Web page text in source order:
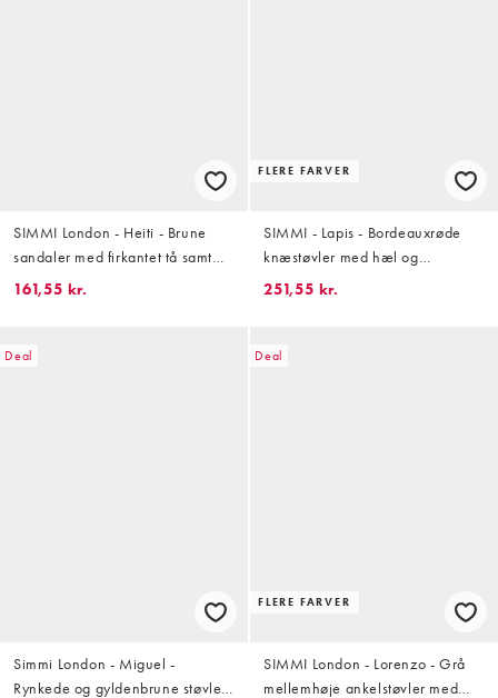
SIMMI London - Heiti - Brune
sandaler med firkantet tå samt
stropper og kitten-hæl
161,55 kr.
FLERE FARVER
SIMMI - Lapis - Bordeauxrøde
knæstøvler med hæl og
krokodillelook
251,55 kr.
Deal
Simmi London - Miguel -
Rynkede og gyldenbrune støvler
Deal
FLERE FARVER
SIMMI London - Lorenzo - Grå
mellemhøje ankelstøvler med